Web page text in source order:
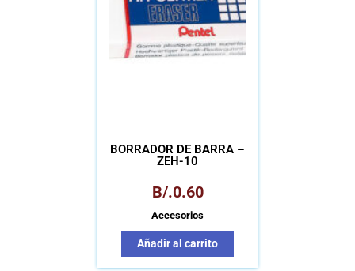
BORRADOR DE BARRA –
ZEH-10
B/.0.60
Accesorios
Añadir al carrito